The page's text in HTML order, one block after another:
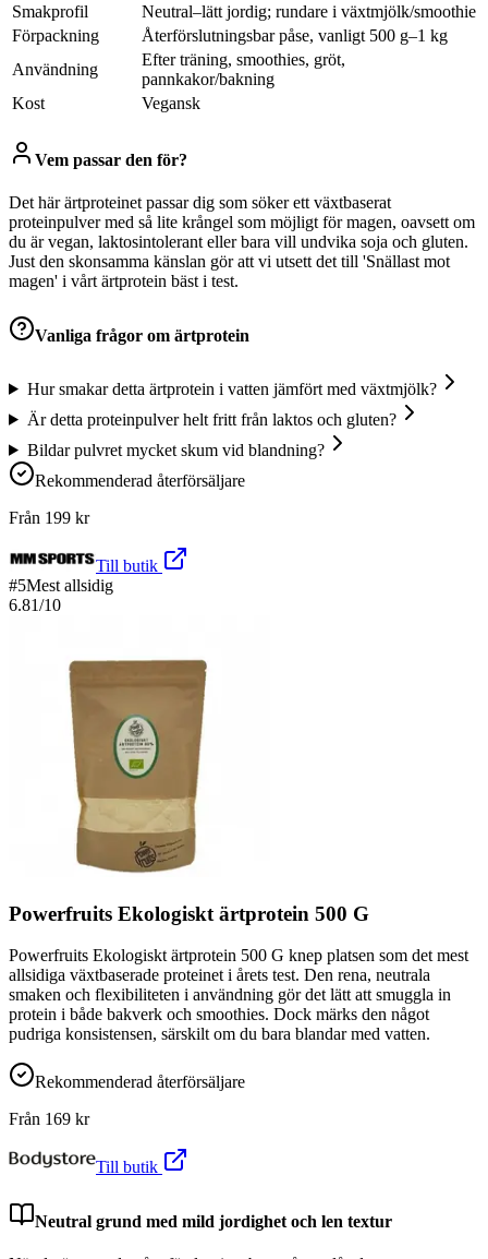
Smakprofil
Neutral–lätt jordig; rundare i växtmjölk/smoothie
Förpackning
Återförslutningsbar påse, vanligt 500 g–1 kg
Användning
Efter träning, smoothies, gröt,
pannkakor/bakning
Kost
Vegansk
Vem passar den för?
Det här ärtproteinet passar dig som söker ett växtbaserat
proteinpulver med så lite krångel som möjligt för magen, oavsett om
du är vegan, laktosintolerant eller bara vill undvika soja och gluten.
Just den skonsamma känslan gör att vi utsett det till 'Snällast mot
magen' i vårt ärtprotein bäst i test.
Vanliga frågor om ärtprotein
Hur smakar detta ärtprotein i vatten jämfört med växtmjölk?
Är detta proteinpulver helt fritt från laktos och gluten?
Bildar pulvret mycket skum vid blandning?
Rekommenderad återförsäljare
Från 199 kr
Till butik
#5Mest allsidig
6.81/10
Powerfruits Ekologiskt ärtprotein 500 G
Powerfruits Ekologiskt ärtprotein 500 G knep platsen som det mest
allsidiga växtbaserade proteinet i årets test. Den rena, neutrala
smaken och flexibiliteten i användning gör det lätt att smuggla in
protein i både bakverk och smoothies. Dock märks den något
pudriga konsistensen, särskilt om du bara blandar med vatten.
Rekommenderad återförsäljare
Från 169 kr
Till butik
Neutral grund med mild jordighet och len textur